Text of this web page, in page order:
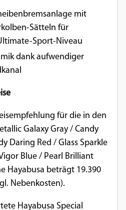
mit
Sätteln für
Sport-Niveau
dank aufwendiger
für die in den
Galaxy Gray / Candy
Daring Red / Glass Sparkle
Blue / Pearl Brilliant
Hayabusa beträgt 19.390
Nebenkosten).
Hayabusa Special